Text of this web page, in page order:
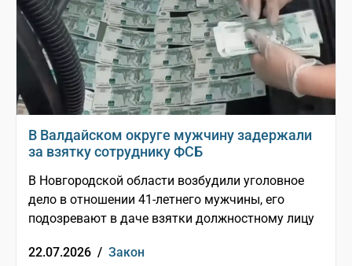
В Валдайском округе мужчину задержали
за взятку сотруднику ФСБ
В Новгородской области возбудили уголовное
дело в отношении 41-летнего мужчины, его
подозревают в даче взятки должностному лицу
22.07.2026 / Закон